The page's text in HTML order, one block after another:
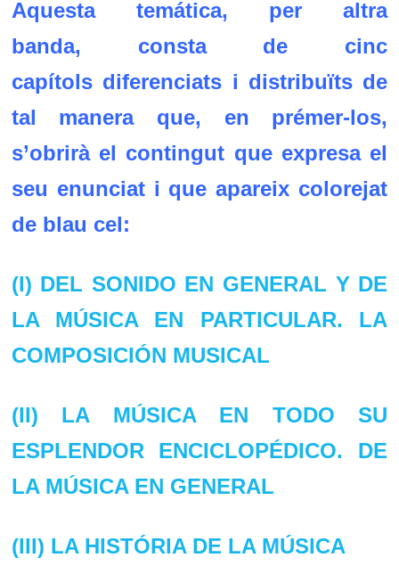
Aquestatemática, per altra
banda, consta de cinc
capítols diferenciats i distribuïts de
tal manera que, en prémer-los,
s’obrirà el contingut que expresa el
seu enunciat i que apareix colorejat
de blau cel:
(I) DEL SONIDO EN GENERAL Y DE
LA MÚSICA EN PARTICULAR. LA
COMPOSICIÓN MUSICAL
(II) LA MÚSICA EN TODO SU
ESPLENDOR ENCICLOPÉDICO. DE
LA MÚSICA EN GENERAL
(III) LA HISTÓRIA DE LA MÚSICA